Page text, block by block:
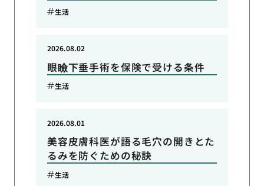
生活
眼瞼下垂手術を保険で受ける条件
2026.08.02
生活
美容皮膚科医が語る毛穴の開きとた
るみを防ぐための秘訣
2026.08.01
生活